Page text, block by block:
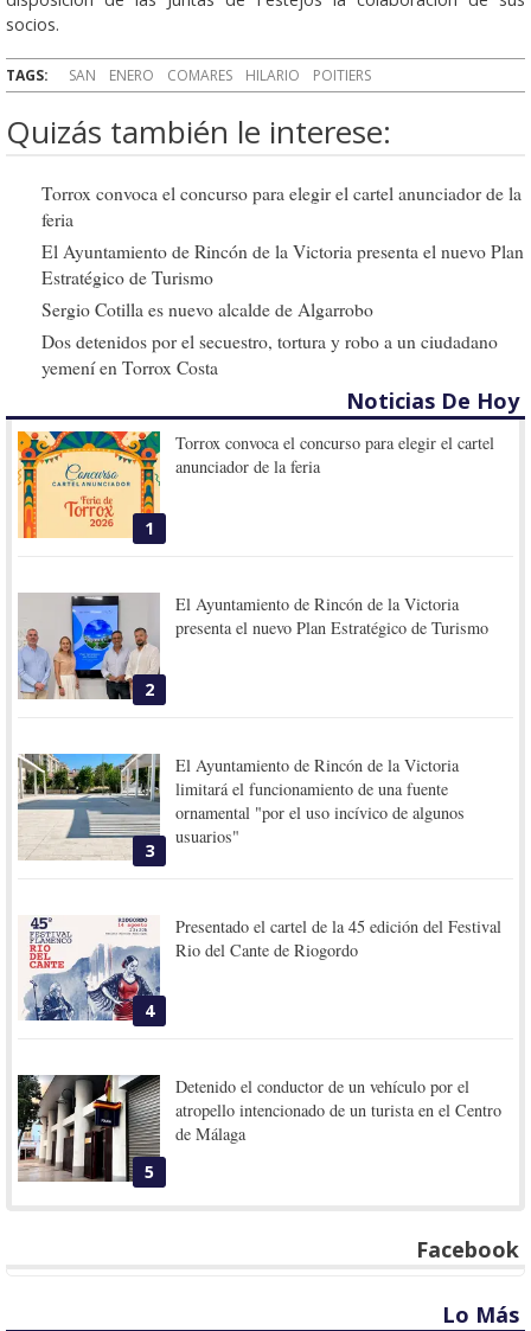
socios.
TAGS: SAN ENERO COMARES HILARIO POITIERS
Quizás también le interese:
Torrox convoca el concurso para elegir el cartel anunciador de la
feria
El Ayuntamiento de Rincón de la Victoria presenta el nuevo Plan
Estratégico de Turismo
Sergio Cotilla es nuevo alcalde de Algarrobo
Dos detenidos por el secuestro, tortura y robo a un ciudadano
yemení en Torrox Costa
Noticias De Hoy
1
Torrox convoca el concurso para elegir el cartel
anunciador de la feria
2
El Ayuntamiento de Rincón de la Victoria
presenta el nuevo Plan Estratégico de Turismo
3
El Ayuntamiento de Rincón de la Victoria
limitará el funcionamiento de una fuente
ornamental "por el uso incívico de algunos
usuarios"
4
Presentado el cartel de la 45 edición del Festival
Rio del Cante de Riogordo
5
Detenido el conductor de un vehículo por el
atropello intencionado de un turista en el Centro
de Málaga
Facebook
Lo Más